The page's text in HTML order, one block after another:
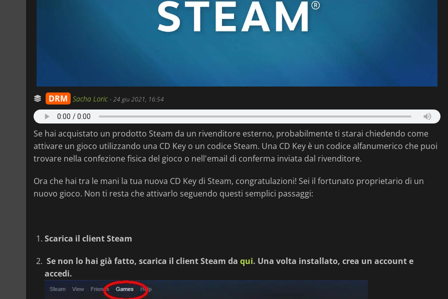
DRM Sacha Loric-24 giu 2021, 16:54
Se hai acquistato un prodotto Steam da un rivenditore esterno, probabilmente ti starai chiedendo come
attivare un gioco utilizzando una CD Key o un codice Steam. Una CD Key è un codice alfanumerico che puoi
trovare nella confezione fisica del gioco o nell'email di conferma inviata dal rivenditore.
Ora che hai tra le mani la tua nuova CD Key di Steam, congratulazioni! Sei il fortunato proprietario di un
nuovo gioco. Non ti resta che attivarlo seguendo questi semplici passaggi:
Scarica il client Steam
Se non lo hai già fatto, scarica il client Steam daqui. Una volta installato, crea un account e
accedi.